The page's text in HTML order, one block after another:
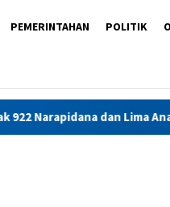
PEMERINTAHAN POLITIK
Lima Anak Binaan di Maluku